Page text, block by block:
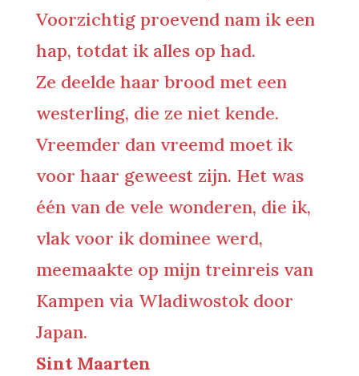
Voorzichtig proevend nam ik een
hap, totdat ik alles op had.
Ze deelde haar brood met een
westerling, die ze niet kende.
Vreemder dan vreemd moet ik
voor haar geweest zijn. Het was
één van de vele wonderen, die ik,
vlak voor ik dominee werd,
meemaakte op mijn treinreis van
Kampen via Wladiwostok door
Japan.
Sint Maarten